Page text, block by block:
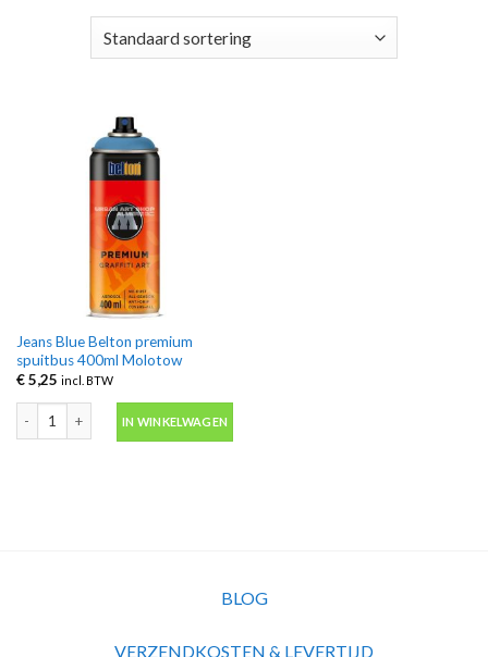
Jeans Blue Belton premium
spuitbus 400ml Molotow
€5,25 incl. BTW
Jeans Blue Belton premium spuitbus 400ml Molotow aantal
IN WINKELWAGEN
BLOG
VERZENDKOSTEN & LEVERTIJD